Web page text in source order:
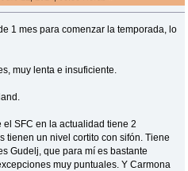
1 mes para comenzar la temporada, lo
muy lenta e insuficiente.
SFC en la actualidad tiene 2
tienen un nivel cortito con sifón. Tiene
Gudelj, que para mí es bastante
muy puntuales. Y Carmona